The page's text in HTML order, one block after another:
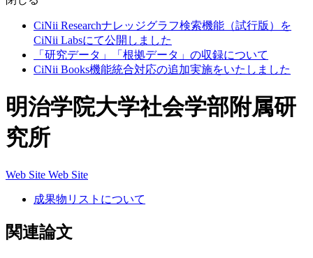
CiNii Researchナレッジグラフ検索機能（試行版）を
CiNii Labsにて公開しました
「研究データ」「根拠データ」の収録について
CiNii Books機能統合対応の追加実施をいたしました
明治学院大学社会学部附属研
究所
Web Site Web Site
成果物リストについて
関連論文